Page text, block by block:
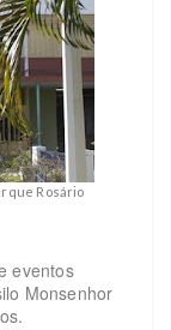
Rosário
eventos
Monsenhor